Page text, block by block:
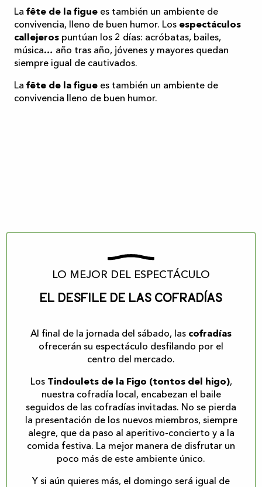
La fête de la figue es también un ambiente de
convivencia, lleno de buen humor. Los espectáculos
callejeros puntúan los 2 días: acróbatas, bailes,
música… año tras año, jóvenes y mayores quedan
siempre igual de cautivados.
La fête de la figue es también un ambiente de
convivencia lleno de buen humor.
LO MEJOR DEL ESPECTÁCULO
El desfile de las cofradías
Al final de la jornada del sábado, las cofradías
ofrecerán su espectáculo desfilando por el
centro del mercado.
Los Tindoulets de la Figo (tontos del higo),
nuestra cofradía local, encabezan el baile
seguidos de las cofradías invitadas. No se pierda
la presentación de los nuevos miembros, siempre
alegre, que da paso al aperitivo-concierto y a la
comida festiva. La mejor manera de disfrutar un
poco más de este ambiente único.
Y si aún quieres más, el domingo será igual de